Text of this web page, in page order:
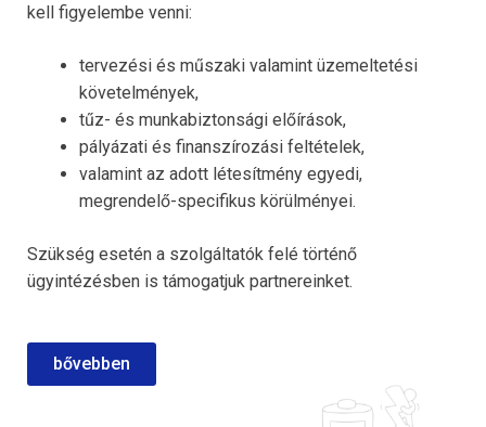
kell figyelembe venni:
tervezési és műszaki valamint üzemeltetési
követelmények,
tűz- és munkabiztonsági előírások,
pályázati és finanszírozási feltételek,
valamint az adott létesítmény egyedi,
megrendelő-specifikus körülményei.
Szükség esetén a szolgáltatók felé történő
ügyintézésben is támogatjuk partnereinket.
bővebben